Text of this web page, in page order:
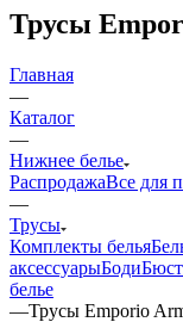
Трусы
Главная
—
Каталог
—
Нижнее белье
РаспродажаВсе для
—
Трусы
Комплекты белья
аксессуарыБоди
белье
—Трусы Emporio